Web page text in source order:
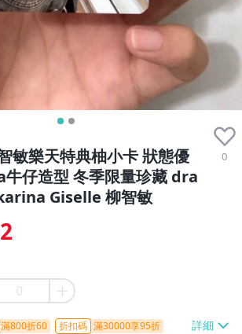
敏樂天特典柚小卡 狀態優
仔造型 冬季限量珍藏 dra
Giselle 柳智敏
0
滿800折60 折扣碼 滿30000享95折